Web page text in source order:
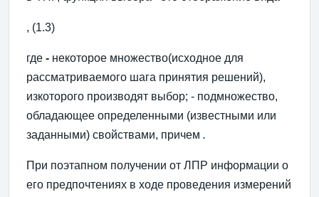
, (1.3)
где - некоторое множество(исходное для
рассматриваемого шага принятия решений),
изкоторого производят выбор; - подмножество,
обладающее определенными (известными или
заданными) свойствами, причем .
При поэтапном получении от ЛПР информации о
его предпочтениях в ходе проведения измерений